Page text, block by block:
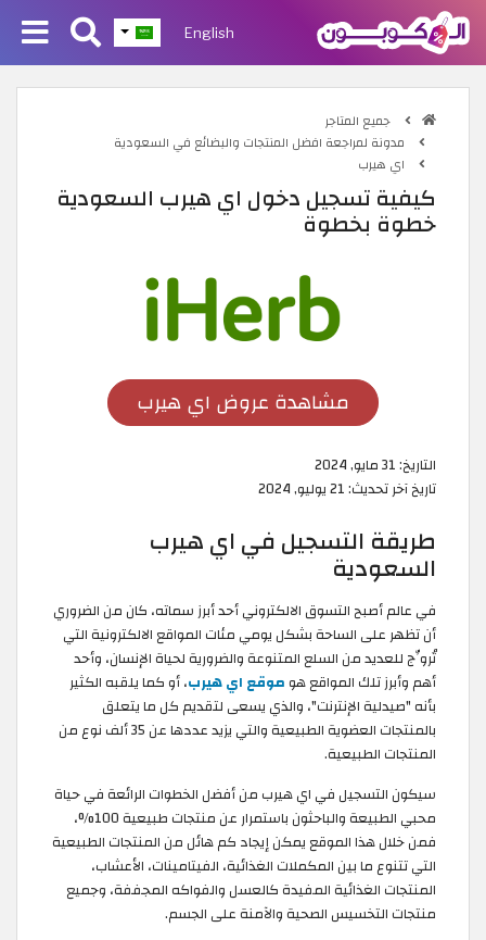
English
جميع المتاجر
مدونة لمراجعة افضل المنتجات والبضائع في السعودية
اي هيرب
كيفية تسجيل دخول اي هيرب السعودية
خطوة بخطوة
مشاهدة عروض اي هيرب
التاريخ:31 مايو, 2024
تاريخ آخر تحديث:21 يوليو, 2024
طريقة التسجيل في اي هيرب
السعودية
في عالم أصبح التسوق الالكتروني أحد أبرز سماته، كان من الضروري
أن تظهر على الساحة بشكل يومي مئات المواقع الالكترونية التي
تُروِّج للعديد من السلع المتنوعة والضرورية لحياة الإنسان، وأحد
أهم وأبرز تلك المواقع هو موقع اي هيرب، أو كما يلقبه الكثير
بأنه "صيدلية الإنترنت"، والذي يسعى لتقديم كل ما يتعلق
بالمنتجات العضوية الطبيعية والتي يزيد عددها عن 35 ألف نوع من
المنتجات الطبيعية.
سيكون التسجيل في اي هيرب من أفضل الخطوات الرائعة في حياة
محبي الطبيعة والباحثون باستمرار عن منتجات طبيعية 100%،
فمن خلال هذا الموقع يمكن إيجاد كم هائل من المنتجات الطبيعية
التي تتنوع ما بين المكملات الغذائية، الفيتامينات، الأعشاب،
المنتجات الغذائية المفيدة كالعسل والفواكه المجففة، وجميع
منتجات التخسيس الصحية والآمنة على الجسم.